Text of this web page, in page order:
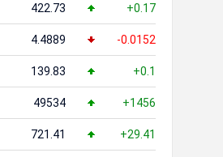
422.73 +0.17
4.4889 -0.0152
139.83 +0.1
49534 +1456
721.41 +29.41